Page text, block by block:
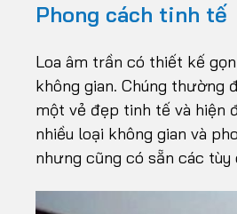
Phong cách tinh tế
Loa âm trần có thiết kế
không gian. Chúng
một vẻ đẹp tinh tế và hiện
nhiều loại không gian và
nhưng cũng có sẵn các